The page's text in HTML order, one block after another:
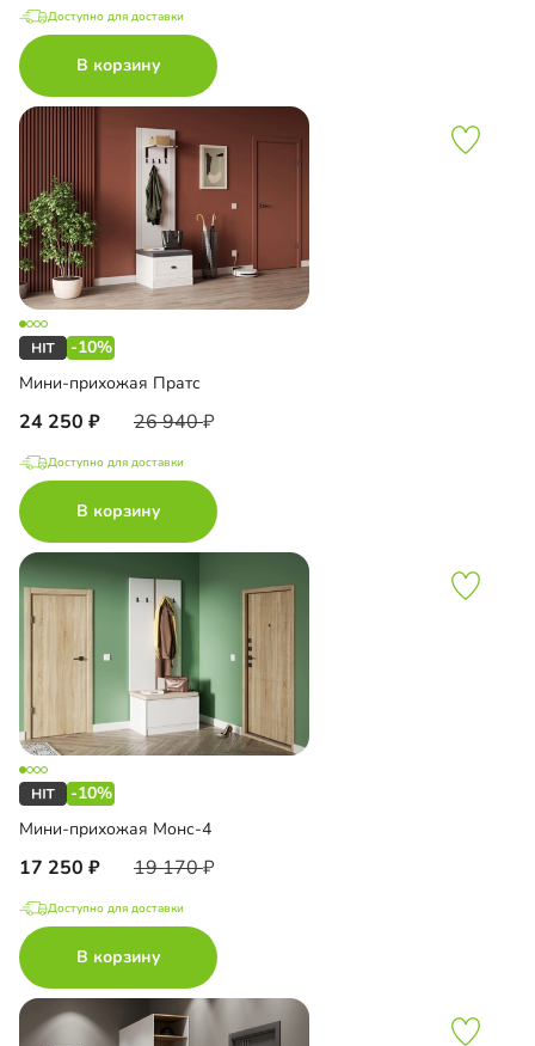
Доступно для доставки
В корзину
-10%
Мини-прихожая Пратс
24 250 26 940
Доступно для доставки
В корзину
-10%
Мини-прихожая Монс-4
17 250 19 170
Доступно для доставки
В корзину